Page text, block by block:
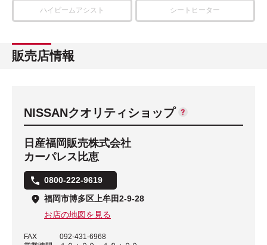
ハイビームアシスト シートヒーター
販売店情報
NISSANクオリティショップ
日産福岡販売株式会社
カーパレス比恵
0800-222-9619
福岡市博多区上牟田2-9-28
お店の地図を見る
FAX
092-431-6968